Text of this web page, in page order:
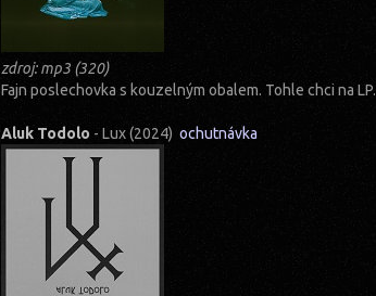
zdroj: mp3 (320)
Fajn poslechovka s kouzelným obalem. Tohle chci na LP.
Aluk Todolo - Lux (2024) ochutnávka